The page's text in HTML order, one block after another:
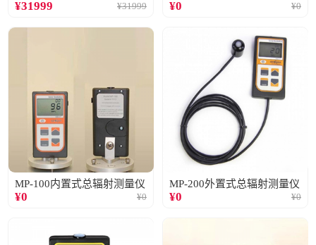
¥31999 ¥31999 ¥0 ¥0
MP-100内置式总辐射测量仪
¥0 ¥0
MP-200外置式总辐射测量仪
¥0 ¥0